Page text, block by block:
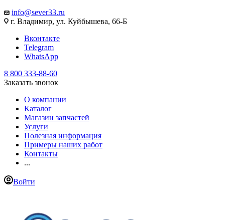
info@sever33.ru
г. Владимир, ул. Куйбышева, 66-Б
Вконтакте
Telegram
WhatsApp
8 800 333-88-60
Заказать звонок
О компании
Каталог
Магазин запчастей
Услуги
Полезная информация
Примеры наших работ
Контакты
...
Войти